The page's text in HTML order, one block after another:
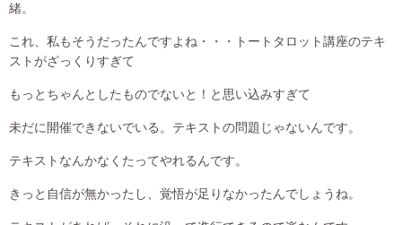
緒。
これ、私もそうだったんですよね・・・トートタロット講座のテキ
ストがざっくりすぎて
もっとちゃんとしたものでないと！と思い込みすぎて
未だに開催できないでいる。テキストの問題じゃないんです。
テキストなんかなくたってやれるんです。
きっと自信が無かったし、覚悟が足りなかったんでしょうね。